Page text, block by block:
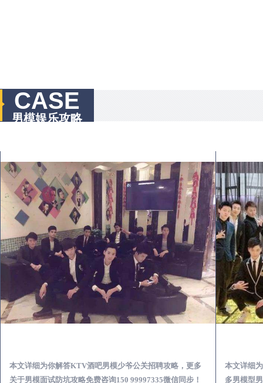
CASE
男模娱乐攻略
关招聘攻略，更多
微信同步！
本文详细为你解答怎么选择男模场消费体验安全靠
多男模型男场玩乐攻略免费咨询150 99997335微信